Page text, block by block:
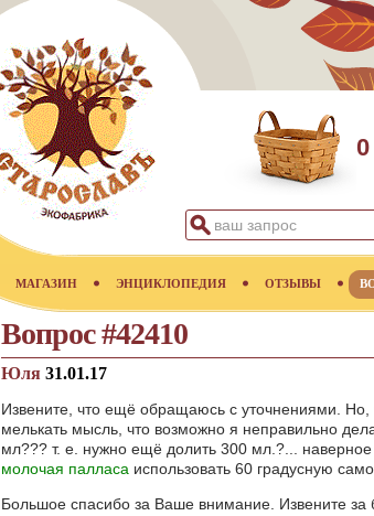
МАГАЗИН ЭНЦИКЛОПЕДИЯ ОТЗЫВЫ
Вопрос #42410
Юля 31.01.17
Извените, что ещё обращаюсь с уточнениями.
мелькать мысль, что возможно я неправильно
мл??? т. е. нужно ещё долить 300 мл.?...
молочая палласа использовать 60 градусную
Большое спасибо за Ваше внимание. Извените